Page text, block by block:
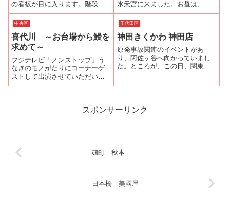
の看板が目に入ります。階段を
上がり暖簾をくぐって店内へ。
テーブル席が並んでいて柱には
鰻のポスターとともに「サザエ
さん」の原画が飾ってありま
す。そう、こちら川信は、「サ
ザエさん」の原作者...
水天宮に来ました。お昼は、鰻
でも食べて精をつけてもらいま
しょう！というこで人形町から
小伝馬町へ足を延ばしました。
昨日のザックジャパンは、1-0の
辛勝でしたね。何としてもブラ
ジルワールド...
中央区
喜代川 ～お台場から鰻を
求めて～
フジテレビ「ノンストップ」う
なぎのモノがたりにコーナーゲ
ストして出演させていただい
た。うなぎにまつわるエピソー
では〈蒲焼〉を温かく召し上が
千代田区
神田きくかわ 神田店
原発事故関連のイベントがあ
り、阿佐ヶ谷へ向かっていまし
た。ところが、この日、関東地
が相次ぎ、麻痺状態です。何と
か帰宅できる鉄道...
スポンサーリンク
麹町 秋本
日本橋 美國屋